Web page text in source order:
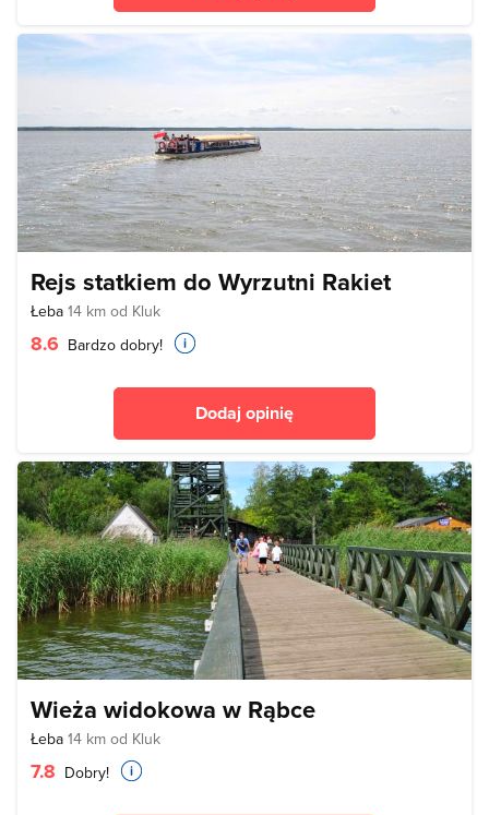
Rejs statkiem do Wyrzutni Rakiet
Łeba 14 km od Kluk
8.6 Bardzo dobry!
Dodaj opinię
Wieża widokowa w Rąbce
Łeba 14 km od Kluk
7.8 Dobry!